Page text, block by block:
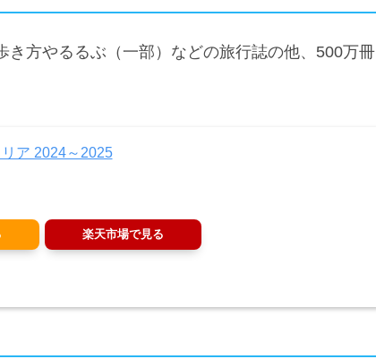
き方やるるぶ（一部）などの旅行誌の他、500万冊
ア 2024～2025
楽天市場で見る